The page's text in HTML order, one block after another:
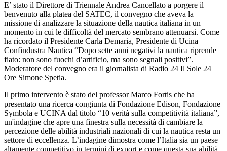
E’ stato il Direttore di Triennale Andrea Cancellato a porgere il
benvenuto alla platea del SATEC, il convegno che aveva la
missione di analizzare la situazione della nautica italiana in un
momento in cui le difficoltà del mercato sembrano attenuarsi. Come
ha ricordato il Presidente Carla Demaria, Presidente di Ucina
Confindustra Nautica “Dopo sette anni negativi la nautica riprende
fiato: non sono fuochi d’artificio, ma sono segnali positivi”.
Moderatore del convegno era il giornalista di Radio 24 Il Sole 24
Ore Simone Spetia.
Il primo intervento è stato del professor Marco Fortis che ha
presentato una ricerca congiunta di Fondazione Edison, Fondazione
Symbola e UCINA dal titolo “10 verità sulla competitività italiana”,
un'indagine che apre una finestra sulla necessità di cambiare la
percezione delle abilità industriali nazionali di cui la nautica resta un
settore di eccellenza. L’indagine dimostra come l’Italia sia un paese
altamente competitivo in termini di export e come questa sua abilità